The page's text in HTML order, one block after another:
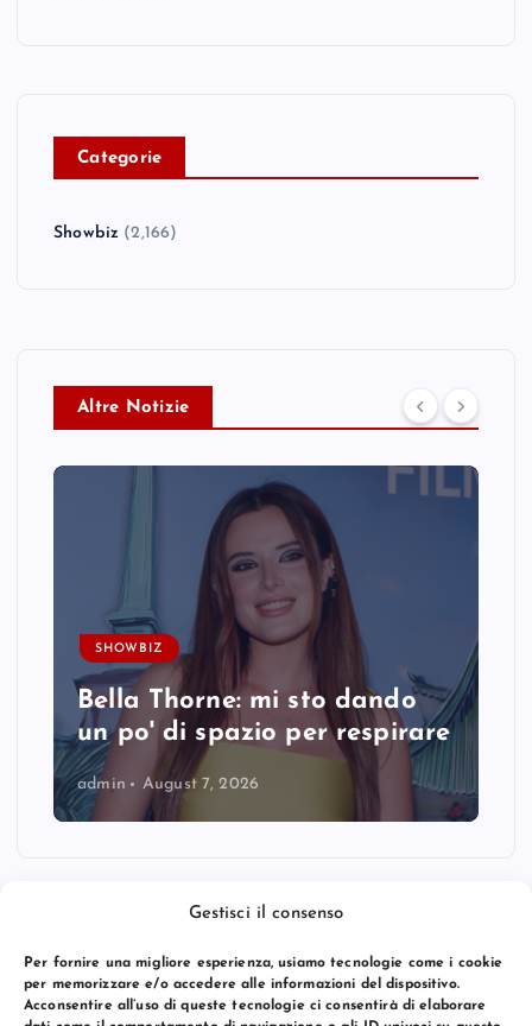
Gestisci il consenso
Per fornire una migliore esperienza, usiamo tecnologie come i cookie
per memorizzare e/o accedere alle informazioni del dispositivo.
Acconsentire all’uso di queste tecnologie ci consentirà di elaborare
Categorie
Showbiz (2,166)
Altre Notizie
SHOWBIZ
Bella Thorne: mi sto dando
un po' di spazio per respirare
admin August 7, 2026